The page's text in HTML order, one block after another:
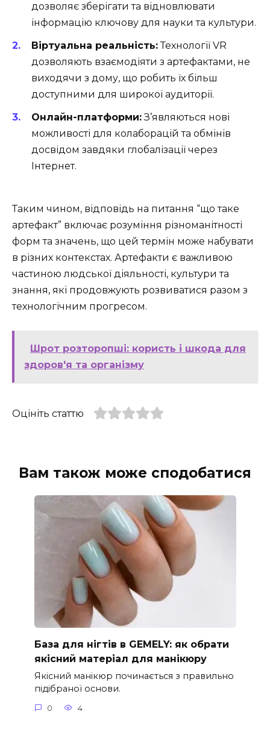
дозволяє зберігати та відновлювати
інформацію ключову для науки та культури.
Віртуальна реальність:Технології VR
дозволяють взаємодіяти з артефактами, не
виходячи з дому, що робить їх більш
доступними для широкої аудиторії.
Онлайн-платформи:З’являються нові
можливості для колаборацій та обмінів
досвідом завдяки глобалізації через
Інтернет.
Таким чином, відповідь на питання “що таке
артефакт” включає розуміння різноманітності
форм та значень, що цей термін може набувати
в різних контекстах. Артефакти є важливою
частиною людської діяльності, культури та
знання, які продовжують розвиватися разом з
технологічним прогресом.
Шрот розторопші: користь і шкода для
здоров'я та організму
Оцініть статтю
Вам також може сподобатися
База для нігтів в GEMELY: як обрати
якісний матеріал для манікюру
Якісний манікюр починається з правильно
підібраної основи.
0 4